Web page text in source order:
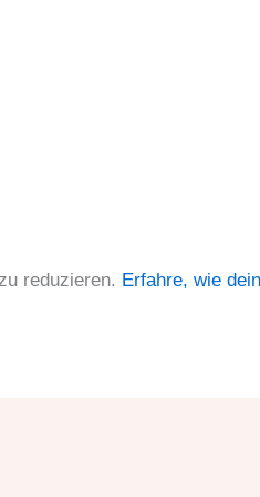
reduzieren. Erfahre, wie